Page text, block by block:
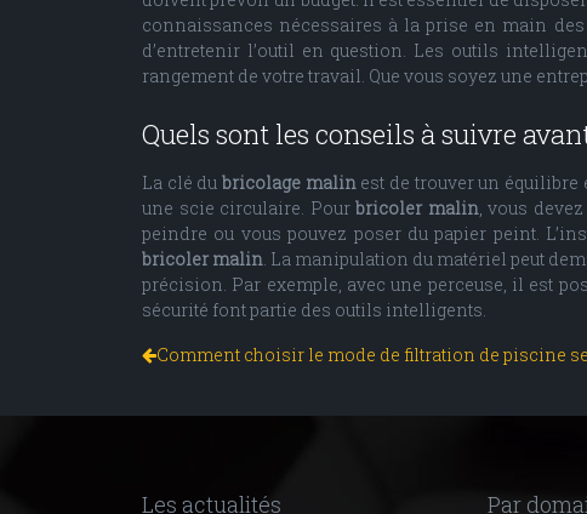
connaissances nécessaires à la prise en main
d’entretenir l’outil en question. Les outils
rangement de votre travail. Que vous soyez une
Quels sont les conseils à suivre
La clé dubricolage malinest de trouver un équilibre
une scie circulaire. Pourbricoler malin, vous
peindre ou vous pouvez poser du papier peint.
bricoler malin. La manipulation du matériel peut
précision. Par exemple, avec une perceuse, il est
sécurité font partie des outils intelligents.
Comment choisir le mode de filtration de piscine
Les actualités Par